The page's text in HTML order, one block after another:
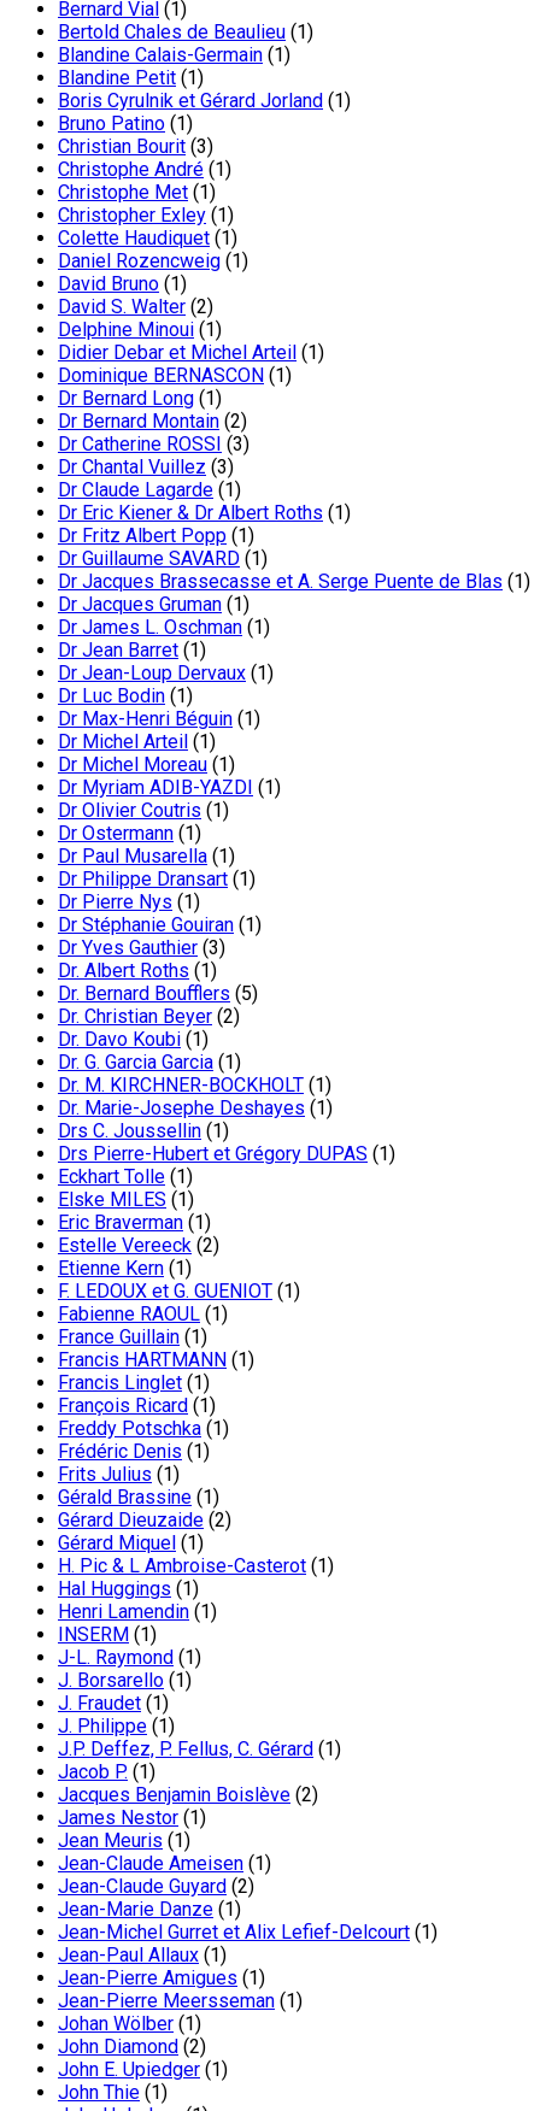
Bernard Vial (1)
Bertold Chales de Beaulieu (1)
Blandine Calais-Germain (1)
Blandine Petit (1)
Boris Cyrulnik et Gérard Jorland (1)
Bruno Patino (1)
Christian Bourit (3)
Christophe André (1)
Christophe Met (1)
Christopher Exley (1)
Colette Haudiquet (1)
Daniel Rozencweig (1)
David Bruno (1)
David S. Walter (2)
Delphine Minoui (1)
Didier Debar et Michel Arteil (1)
Dominique BERNASCON (1)
Dr Bernard Long (1)
Dr Bernard Montain (2)
Dr Catherine ROSSI (3)
Dr Chantal Vuillez (3)
Dr Claude Lagarde (1)
Dr Eric Kiener & Dr Albert Roths (1)
Dr Fritz Albert Popp (1)
Dr Guillaume SAVARD (1)
Dr Jacques Brassecasse et A. Serge Puente de Blas (1)
Dr Jacques Gruman (1)
Dr James L. Oschman (1)
Dr Jean Barret (1)
Dr Jean-Loup Dervaux (1)
Dr Luc Bodin (1)
Dr Max-Henri Béguin (1)
Dr Michel Arteil (1)
Dr Michel Moreau (1)
Dr Myriam ADIB-YAZDI (1)
Dr Olivier Coutris (1)
Dr Ostermann (1)
Dr Paul Musarella (1)
Dr Philippe Dransart (1)
Dr Pierre Nys (1)
Dr Stéphanie Gouiran (1)
Dr Yves Gauthier (3)
Dr. Albert Roths (1)
Dr. Bernard Boufflers (5)
Dr. Christian Beyer (2)
Dr. Davo Koubi (1)
Dr. G. Garcia Garcia (1)
Dr. M. KIRCHNER-BOCKHOLT (1)
Dr. Marie-Josephe Deshayes (1)
Drs C. Joussellin (1)
Drs Pierre-Hubert et Grégory DUPAS (1)
Eckhart Tolle (1)
Elske MILES (1)
Eric Braverman (1)
Estelle Vereeck (2)
Etienne Kern (1)
F. LEDOUX et G. GUENIOT (1)
Fabienne RAOUL (1)
France Guillain (1)
Francis HARTMANN (1)
Francis Linglet (1)
François Ricard (1)
Freddy Potschka (1)
Frédéric Denis (1)
Frits Julius (1)
Gérald Brassine (1)
Gérard Dieuzaide (2)
Gérard Miquel (1)
H. Pic & L Ambroise-Casterot (1)
Hal Huggings (1)
Henri Lamendin (1)
INSERM (1)
J-L. Raymond (1)
J. Borsarello (1)
J. Fraudet (1)
J. Philippe (1)
J.P. Deffez, P. Fellus, C. Gérard (1)
Jacob P. (1)
Jacques Benjamin Boislève (2)
James Nestor (1)
Jean Meuris (1)
Jean-Claude Ameisen (1)
Jean-Claude Guyard (2)
Jean-Marie Danze (1)
Jean-Michel Gurret et Alix Lefief-Delcourt (1)
Jean-Paul Allaux (1)
Jean-Pierre Amigues (1)
Jean-Pierre Meersseman (1)
Johan Wölber (1)
John Diamond (2)
John E. Upiedger (1)
John Thie (1)